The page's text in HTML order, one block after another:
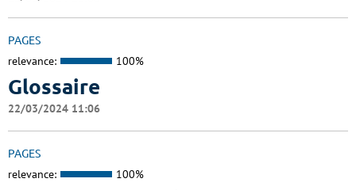
PAGES
relevance: 100%
Glossaire
22/03/2024 11:06
PAGES
relevance: 100%